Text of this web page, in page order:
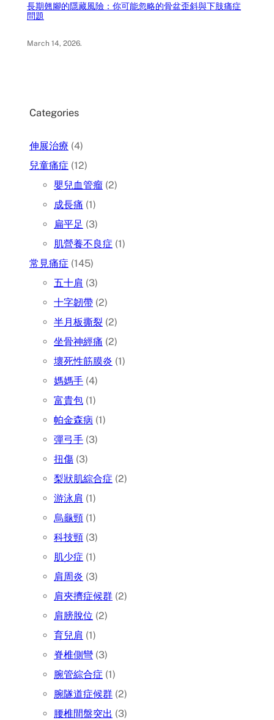
長期翹腳的隱藏風險：你可能忽略的骨盆歪斜與下肢痛症
問題
March 14, 2026.
Categories
伸展治療 (4)
兒童痛症 (12)
嬰兒血管瘤 (2)
成長痛 (1)
扁平足 (3)
肌營養不良症 (1)
常見痛症 (145)
五十肩 (3)
十字韌帶 (2)
半月板撕裂 (2)
坐骨神經痛 (2)
壞死性筋膜炎 (1)
媽媽手 (4)
富貴包 (1)
帕金森病 (1)
彈弓手 (3)
扭傷 (3)
梨狀肌綜合症 (2)
游泳肩 (1)
烏龜頸 (1)
科技頸 (3)
肌少症 (1)
肩周炎 (3)
肩夾擠症候群 (2)
肩膀脫位 (2)
育兒肩 (1)
脊椎側彎 (3)
腕管綜合症 (1)
腕隧道症候群 (2)
腰椎間盤突出 (3)